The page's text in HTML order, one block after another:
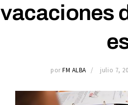
vacaciones
por FM ALBA julio 7,